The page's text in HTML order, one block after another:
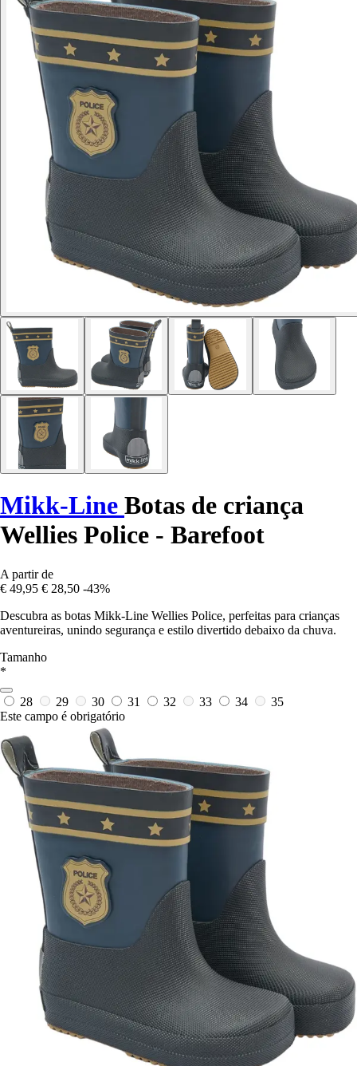
Mikk-Line Botas de criança
Wellies Police - Barefoot
A partir de
€ 49,95 € 28,50 -43%
Descubra as botas Mikk-Line Wellies Police, perfeitas para crianças
aventureiras, unindo segurança e estilo divertido debaixo da chuva.
Tamanho
*
28 29 30 31 32 33 34
35
Este campo é obrigatório